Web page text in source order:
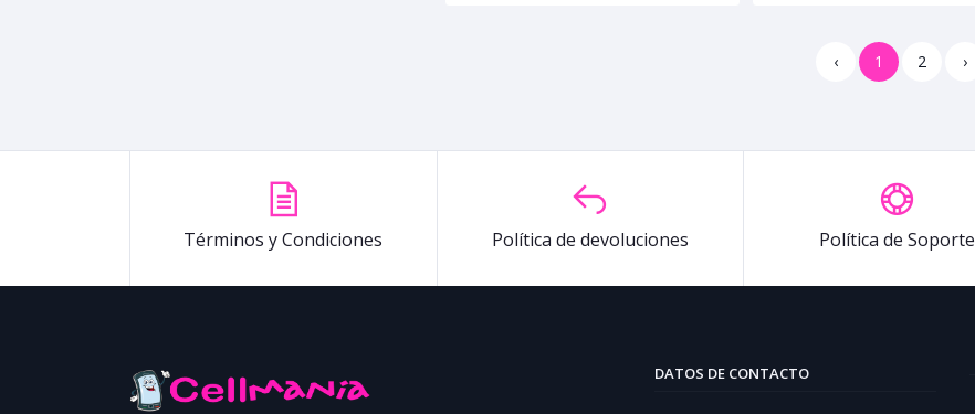
‹ 1 2 ›
Términos y Condiciones Política de devoluciones Política de Soporte
DATOS DE CONTACTO